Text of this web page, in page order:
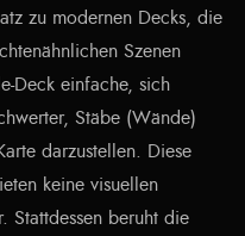
zu modernen Decks, die
Szenen
Deck einfache, sich
Stäbe (Wände)
darzustellen. Diese
keine visuellen
Stattdessen beruht die